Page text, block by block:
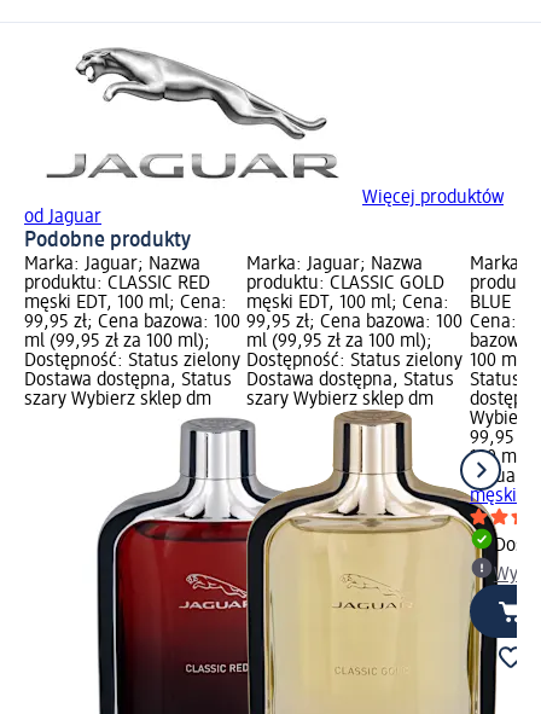
Więcej produktów
od Jaguar
Podobne produkty
Marka: Jaguar; Nazwa
produktu: CLASSIC RED
męski EDT, 100 ml; Cena:
99,95 zł; Cena bazowa: 100
ml (99,95 zł za 100 ml);
Dostępność: Status zielony
Dostawa dostępna, Status
szary Wybierz sklep dm
Marka: Jaguar; Nazwa
produktu: CLASSIC GOLD
męski EDT, 100 ml; Cena:
99,95 zł; Cena bazowa: 100
ml (99,95 zł za 100 ml);
Dostępność: Status zielony
Dostawa dostępna, Status
szary Wybierz sklep dm
Marka:
BLUE
Cena:
bazowa:
100 ml);
Status
Wybierz
99,95 zł
100 ml
Jaguar
męski